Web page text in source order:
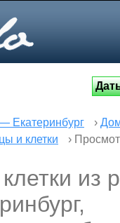
Екатеринбург ›
и клетки ›
из